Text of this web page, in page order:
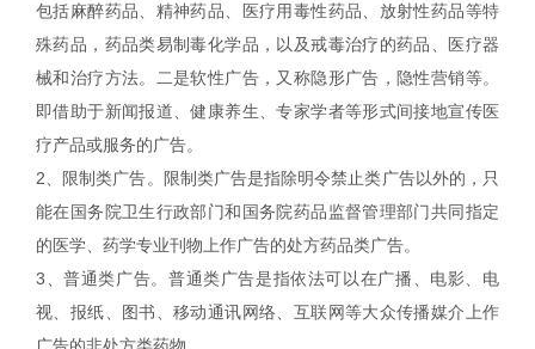
包括麻醉药品、精神药品、医疗用毒性药品、放射性药品等特
殊药品，药品类易制毒化学品，以及戒毒治疗的药品、医疗器
械和治疗方法。二是软性广告，又称隐形广告，隐性营销等。
即借助于新闻报道、健康养生、专家学者等形式间接地宣传医
疗产品或服务的广告。
2、限制类广告。限制类广告是指除明令禁止类广告以外的，只
能在国务院卫生行政部门和国务院药品监督管理部门共同指定
的医学、药学专业刊物上作广告的处方药品类广告。
3、普通类广告。普通类广告是指依法可以在广播、电影、电
视、报纸、图书、移动通讯网络、互联网等大众传播媒介上作